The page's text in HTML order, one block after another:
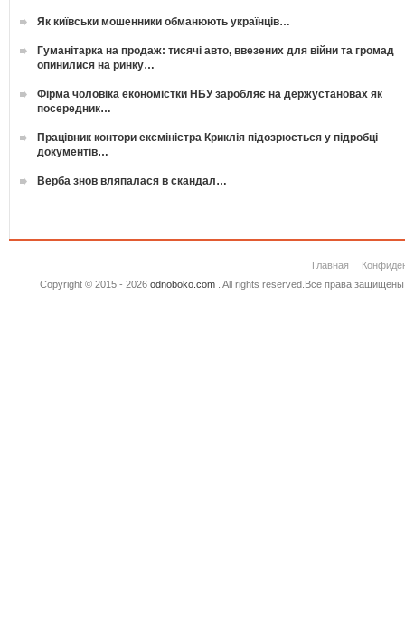
Як київськи мошенники обманюють українців…
Гуманітарка на продаж: тисячі авто, ввезених для війни та громад
опинилися на ринку…
Фірма чоловіка економістки НБУ заробляє на держустановах як
посередник…
Працівник контори ексміністра Криклія підозрюється у підробці
документів…
Верба знов вляпалася в скандал…
Главная
Copyright © 2015 - 2026 odnoboko.com. All rights reserved.Все права защищены.